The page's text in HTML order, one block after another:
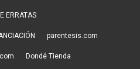
ERRATAS
parentesis.com
Dondé Tienda